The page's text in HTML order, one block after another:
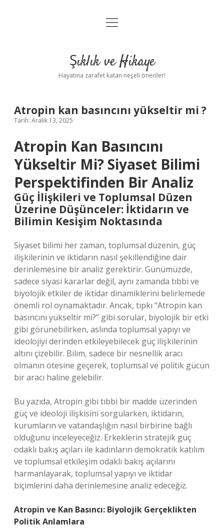
Anasayfa
Yasal Uyarı
menüyü
Şıklık ve Hikaye
Hayatına zarafet katan neşeli öneriler!
Atropin kan basıncını yükseltir mi ?
Tarih: Aralık 13, 2025
Atropin Kan Basıncını
Yükseltir Mi? Siyaset Bilimi
Perspektifinden Bir Analiz
Güç İlişkileri ve Toplumsal Düzen
Üzerine Düşünceler: İktidarın ve
Bilimin Kesişim Noktasında
Siyaset bilimi her zaman, toplumsal düzenin, güç
ilişkilerinin ve iktidarın nasıl şekillendiğine dair
derinlemesine bir analiz gerektirir. Günümüzde,
sadece siyasi kararlar değil, aynı zamanda tıbbi ve
biyolojik etkiler de iktidar dinamiklerini belirlemede
önemli rol oynamaktadır. Ancak, tıpkı “Atropin kan
basıncını yükseltir mi?” gibi sorular, biyolojik bir etki
gibi görünebilirken, aslında toplumsal yapıyı ve
ideolojiyi derinden etkileyebilecek güç ilişkilerinin
altını çizebilir. Bilim, sadece bir nesnellik aracı
olmanın ötesine geçerek, toplumsal ve politik gücün
bir aracı haline gelebilir.
Bu yazıda, Atropin gibi tıbbi bir madde üzerinden
güç ve ideoloji ilişkisini sorgularken, iktidarın,
kurumların ve vatandaşlığın nasıl birbirine bağlı
olduğunu inceleyeceğiz. Erkeklerin stratejik güç
odaklı bakış açıları ile kadınların demokratik katılım
ve toplumsal etkileşim odaklı bakış açılarını
harmanlayarak, toplumsal yapıyı ve iktidar
biçimlerini daha derinlemesine analiz edeceğiz.
Atropin ve Kan Basıncı: Biyolojik Gerçeklikten
Politik Anlamlara